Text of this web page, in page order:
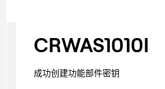
CRWAS1010I
成功创建功能部件密钥